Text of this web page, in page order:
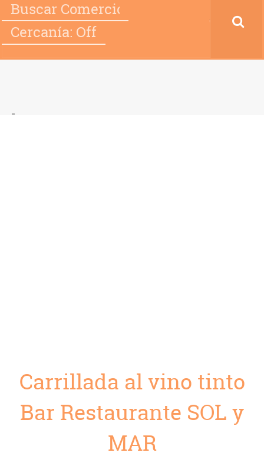
Cercanía: Off
Carrillada al vino tinto
Bar Restaurante SOL y
MAR